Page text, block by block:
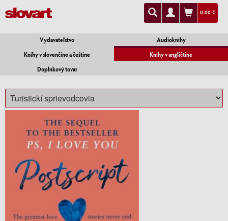
0.00 €
Vydavateľstvo
Audioknihy
Knihy v slovenčine a češtine
Knihy v angličtine
Doplnkový tovar